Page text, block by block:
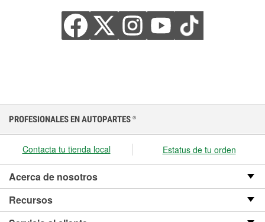
PROFESIONALES EN AUTOPARTES ®
Contacta tu tienda local Estatus de tu orden
Acerca de nosotros
Recursos